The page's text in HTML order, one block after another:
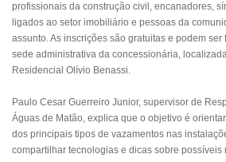
profissionais da construção civil, encanadores,
ligados ao setor imobiliário e pessoas da
assunto. As inscrições são gratuitas e podem
sede administrativa da concessionária,
Residencial Olívio Benassi.
Paulo Cesar Guerreiro Junior, supervisor de
Águas de Matão, explica que o objetivo é
dos principais tipos de vazamentos nas
compartilhar tecnologias e dicas sobre possíveis